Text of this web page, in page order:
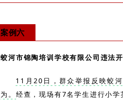
案例六
蛟河市锦陶培训学校有限公司违法开
11月20日，群众举报反映蛟
为。 经查，现场有7名学生进行小学